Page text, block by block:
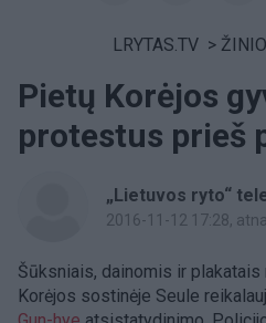
LRYTAS.TV >
Pietų Korėjos
protestus prieš
„Lietuvos ryto“
2016-11-12 17:28,
Šūksniais, dainomis ir
Korėjos sostinėje Seule